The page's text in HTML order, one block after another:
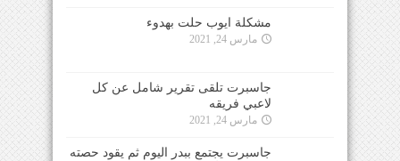
مشكلة ايوب حلت بهدوء
مارس 24, 2021
جاسبرت تلقى تقرير شامل عن كل
لاعبي فريقه
مارس 24, 2021
جاسبرت يجتمع ببدر اليوم ثم يقود حصته